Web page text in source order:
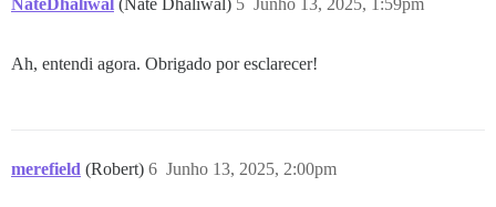
NateDhaliwal (Nate Dhaliwal) Junho 13, 2025, 1:59pm
5
Ah, entendi agora. Obrigado por esclarecer!
merefield (Robert) Junho 13, 2025, 2:00pm
6